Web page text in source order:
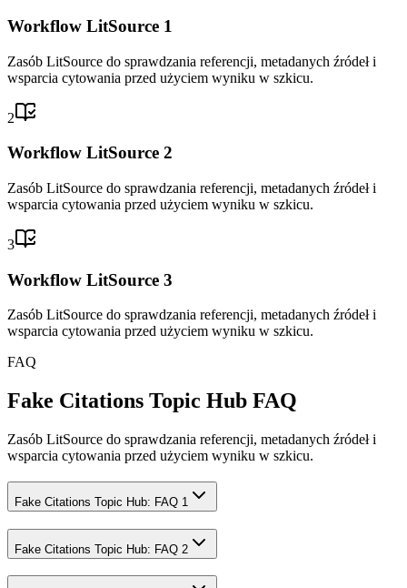
Workflow LitSource 1
Zasób LitSource do sprawdzania referencji, metadanych źródeł i
wsparcia cytowania przed użyciem wyniku w szkicu.
2
Workflow LitSource 2
Zasób LitSource do sprawdzania referencji, metadanych źródeł i
wsparcia cytowania przed użyciem wyniku w szkicu.
3
Workflow LitSource 3
Zasób LitSource do sprawdzania referencji, metadanych źródeł i
wsparcia cytowania przed użyciem wyniku w szkicu.
FAQ
Fake Citations Topic Hub FAQ
Zasób LitSource do sprawdzania referencji, metadanych źródeł i
wsparcia cytowania przed użyciem wyniku w szkicu.
Fake Citations Topic Hub: FAQ 1
Fake Citations Topic Hub: FAQ 2